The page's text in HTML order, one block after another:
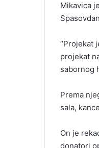
Mikavica
“Projekat
projekat
sabornog
Prema
sala,
On je
donatori